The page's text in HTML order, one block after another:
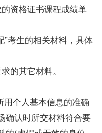
的资格证书课程成绩单
”考生的相关材料，具体
的其它材料。
个人基本信息的准确
确认时所交材料符合要